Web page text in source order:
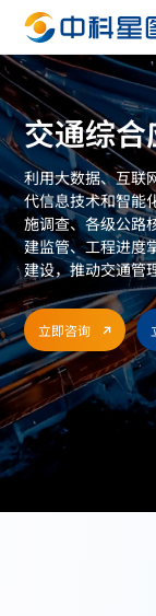
交通综
利用大数据、互联
代信息技术和智能
施调查、各级公路
建监管、工程进度
建设，推动交通管
立即咨询